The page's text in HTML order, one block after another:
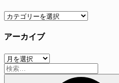
カ
ゴ
ー
アーカイブ
ア
ー
検
索: